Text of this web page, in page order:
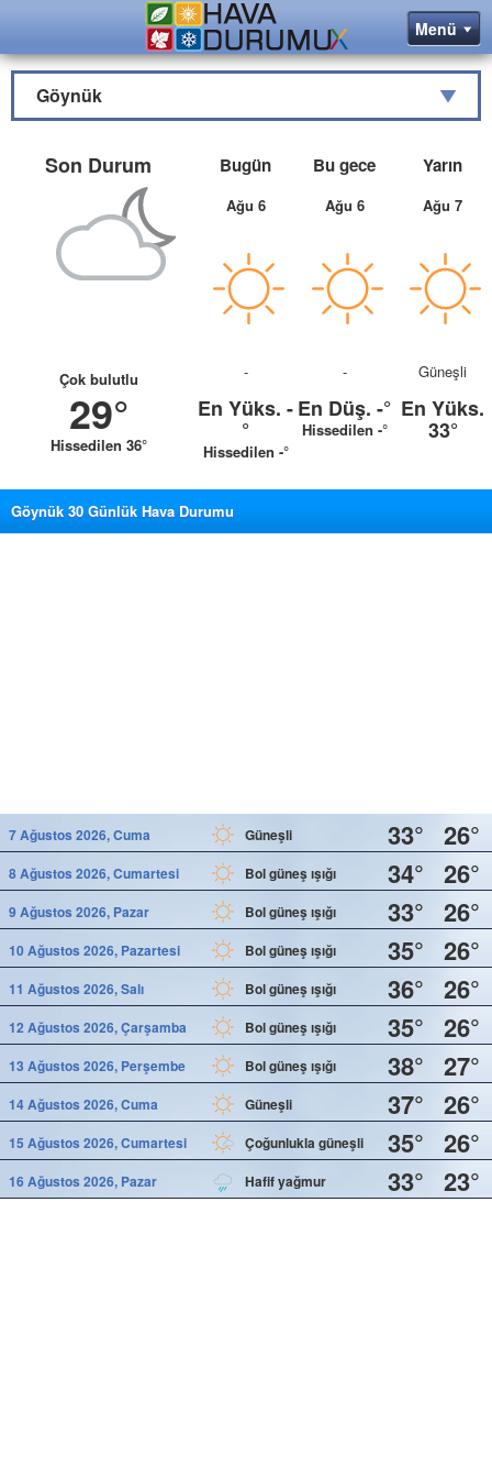
Göynük
Son Durum
Çok bulutlu
29°
Hissedilen 36°
Bugün
Ağu 6
-
En Yüks.-
°
Hissedilen -°
Bu gece
Ağu 6
-
En Düş.-°
Hissedilen -°
Yarın
Ağu 7
Güneşli
En Yüks.
33°
Göynük 30 Günlük Hava Durumu
7 Ağustos 2026, Cuma Güneşli 33° 26°
8 Ağustos 2026, Cumartesi Bol güneş ışığı 34° 26°
9 Ağustos 2026, Pazar Bol güneş ışığı 33° 26°
10 Ağustos 2026, Pazartesi Bol güneş ışığı 35° 26°
11 Ağustos 2026, Salı Bol güneş ışığı 36° 26°
12 Ağustos 2026, Çarşamba Bol güneş ışığı 35° 26°
13 Ağustos 2026, Perşembe Bol güneş ışığı 38° 27°
14 Ağustos 2026, Cuma Güneşli 37° 26°
15 Ağustos 2026, Cumartesi Çoğunlukla güneşli 35° 26°
16 Ağustos 2026, Pazar Hafif yağmur 33° 23°